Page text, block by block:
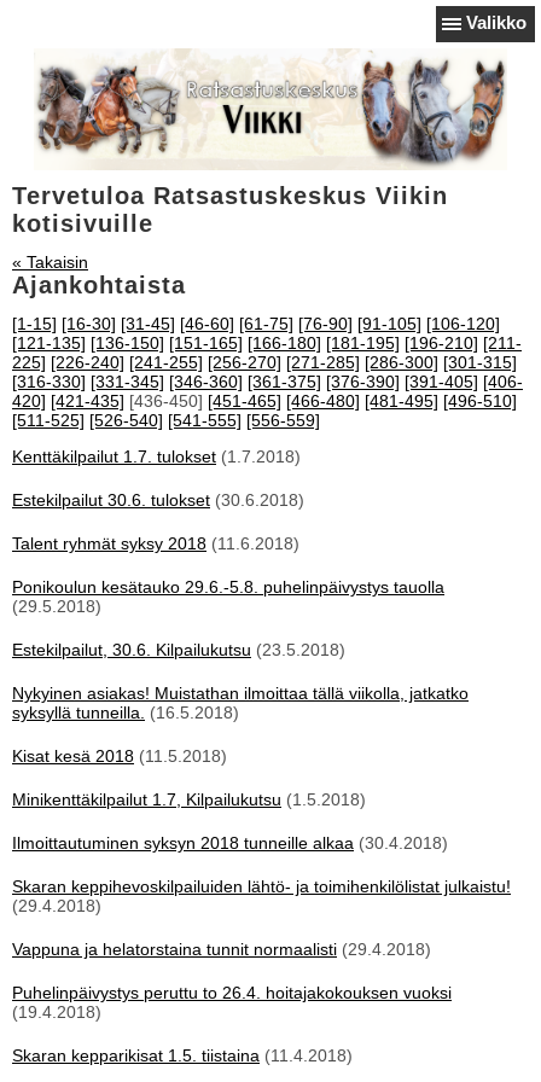
Valikko
Tervetuloa Ratsastuskeskus Viikin
kotisivuille
« Takaisin
Ajankohtaista
[1-15] [16-30] [31-45] [46-60] [61-75] [76-90] [91-105] [106-120]
[121-135] [136-150] [151-165] [166-180] [181-195] [196-210] [211-
225] [226-240] [241-255] [256-270] [271-285] [286-300] [301-315]
[316-330] [331-345] [346-360] [361-375] [376-390] [391-405] [406-
420] [421-435] [436-450] [451-465] [466-480] [481-495] [496-510]
[511-525] [526-540] [541-555] [556-559]
Kenttäkilpailut 1.7. tulokset (1.7.2018)
Estekilpailut 30.6. tulokset (30.6.2018)
Talent ryhmät syksy 2018 (11.6.2018)
Ponikoulun kesätauko 29.6.-5.8. puhelinpäivystys tauolla
(29.5.2018)
Estekilpailut, 30.6. Kilpailukutsu (23.5.2018)
Nykyinen asiakas! Muistathan ilmoittaa tällä viikolla, jatkatko
syksyllä tunneilla.
(16.5.2018)
Kisat kesä 2018 (11.5.2018)
Minikenttäkilpailut 1.7, Kilpailukutsu (1.5.2018)
Ilmoittautuminen syksyn 2018 tunneille alkaa (30.4.2018)
Skaran keppihevoskilpailuiden lähtö- ja toimihenkilölistat julkaistu!
(29.4.2018)
Vappuna ja helatorstaina tunnit normaalisti (29.4.2018)
Puhelinpäivystys peruttu to 26.4. hoitajakokouksen vuoksi
(19.4.2018)
Skaran kepparikisat 1.5. tiistaina (11.4.2018)